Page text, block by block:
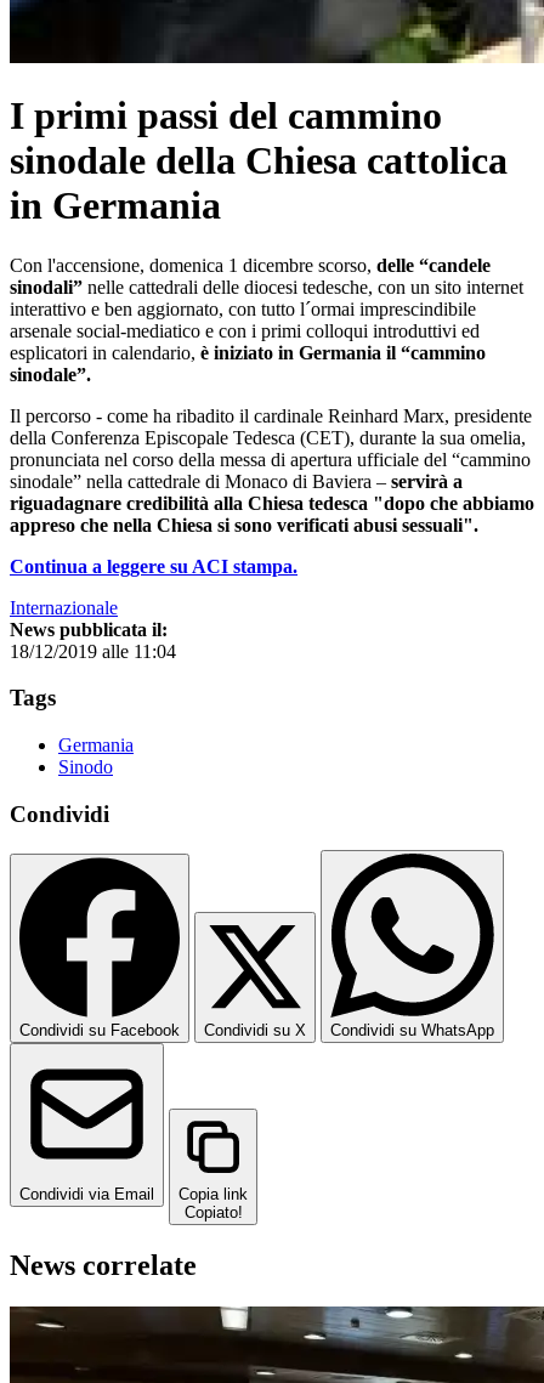
I primi passi del cammino
sinodale della Chiesa cattolica
in Germania
Con l'accensione, domenica 1 dicembre scorso, delle “candele
sinodali” nelle cattedrali delle diocesi tedesche, con un sito internet
interattivo e ben aggiornato, con tutto l´ormai imprescindibile
arsenale social-mediatico e con i primi colloqui introduttivi ed
esplicatori in calendario, è iniziato in Germania il “cammino
sinodale”.
Il percorso - come ha ribadito il cardinale Reinhard Marx, presidente
della Conferenza Episcopale Tedesca (CET), durante la sua omelia,
pronunciata nel corso della messa di apertura ufficiale del “cammino
sinodale” nella cattedrale di Monaco di Baviera – servirà a
riguadagnare credibilità alla Chiesa tedesca "dopo che abbiamo
appreso che nella Chiesa si sono verificati abusi sessuali".
Continua a leggere su ACI stampa.
Internazionale
News pubblicata il:
18/12/2019 alle 11:04
Tags
Germania
Sinodo
Condividi
Condividi su Facebook Condividi su X Condividi su WhatsApp
Condividi via Email
Copia link
Copiato!
News correlate